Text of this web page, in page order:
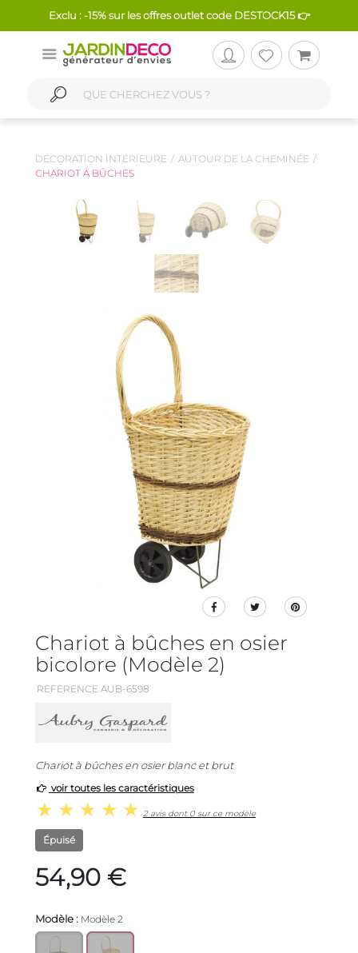
Exclu : -15% sur les offres outlet code DESTOCK15 👉
DÉCORATION INTÉRIEURE
AUTOUR DE LA CHEMINÉE
CHARIOT À BÛCHES
Chariot à bûches en osier
bicolore (Modèle 2)
REFERENCE AUB-6598
Chariot à bûches en osier blanc et brut
voir toutes les caractéristiques
2 avis dont 0 sur ce modèle
Épuisé
54,90 €
Modèle : Modèle 2